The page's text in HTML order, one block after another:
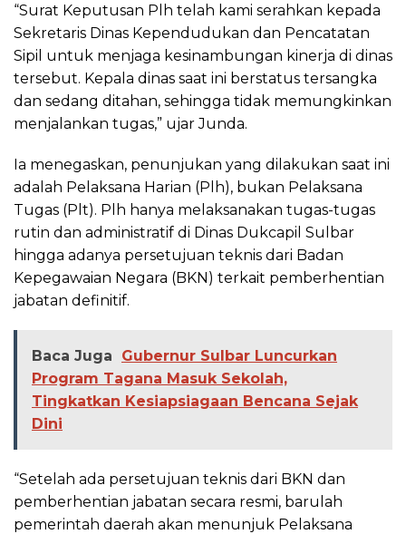
“Surat Keputusan Plh telah kami serahkan kepada
Sekretaris Dinas Kependudukan dan Pencatatan
Sipil untuk menjaga kesinambungan kinerja di dinas
tersebut. Kepala dinas saat ini berstatus tersangka
dan sedang ditahan, sehingga tidak memungkinkan
menjalankan tugas,” ujar Junda.
Ia menegaskan, penunjukan yang dilakukan saat ini
adalah Pelaksana Harian (Plh), bukan Pelaksana
Tugas (Plt). Plh hanya melaksanakan tugas-tugas
rutin dan administratif di Dinas Dukcapil Sulbar
hingga adanya persetujuan teknis dari Badan
Kepegawaian Negara (BKN) terkait pemberhentian
jabatan definitif.
Baca Juga
Gubernur Sulbar Luncurkan
Program Tagana Masuk Sekolah,
Tingkatkan Kesiapsiagaan Bencana Sejak
Dini
“Setelah ada persetujuan teknis dari BKN dan
pemberhentian jabatan secara resmi, barulah
pemerintah daerah akan menunjuk Pelaksana